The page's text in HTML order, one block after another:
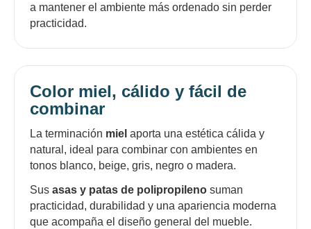
a mantener el ambiente más ordenado sin perder
practicidad.
Color miel, cálido y fácil de
combinar
La terminación miel aporta una estética cálida y
natural, ideal para combinar con ambientes en
tonos blanco, beige, gris, negro o madera.
Sus asas y patas de polipropileno suman
practicidad, durabilidad y una apariencia moderna
que acompaña el diseño general del mueble.